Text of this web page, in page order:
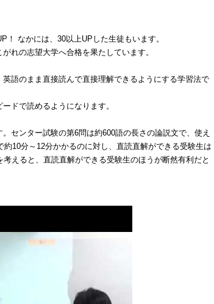
なかには、30以上UPした生徒もいます。
れの志望大学へ合格を果たしています。
語のまま直接読んで直接理解できるようにする学習法で
ドで読めるようになります。
センター試験の第6問は約600語の長さの論説文で、使え
10分～12分かかるのに対し、直読直解ができる受験生は
えると、直読直解ができる受験生のほうが断然有利だと